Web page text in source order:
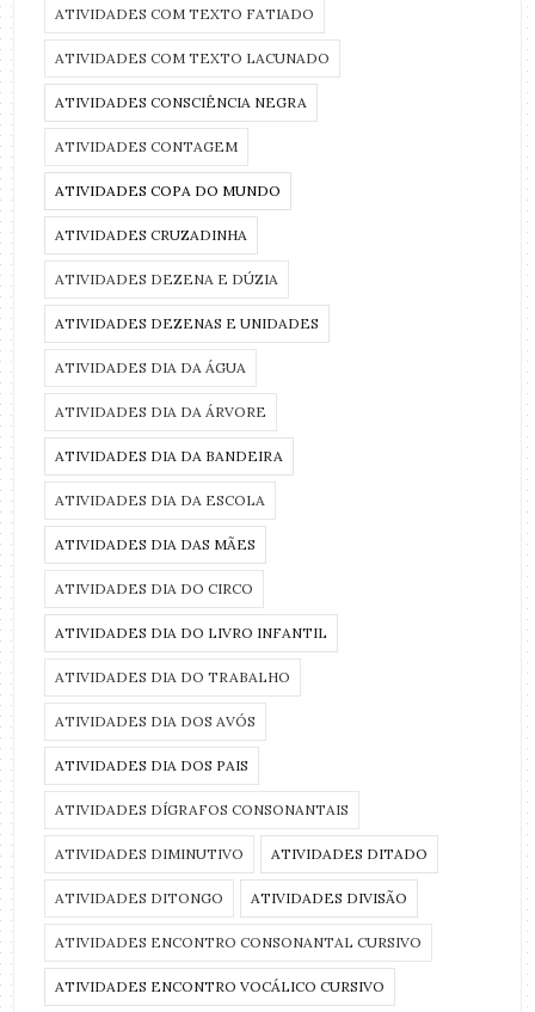
ATIVIDADES COM TEXTO FATIADO
ATIVIDADES COM TEXTO LACUNADO
ATIVIDADES CONSCIÊNCIA NEGRA
ATIVIDADES CONTAGEM
ATIVIDADES COPA DO MUNDO
ATIVIDADES CRUZADINHA
ATIVIDADES DEZENA E DÚZIA
ATIVIDADES DEZENAS E UNIDADES
ATIVIDADES DIA DA ÁGUA
ATIVIDADES DIA DA ÁRVORE
ATIVIDADES DIA DA BANDEIRA
ATIVIDADES DIA DA ESCOLA
ATIVIDADES DIA DAS MÃES
ATIVIDADES DIA DO CIRCO
ATIVIDADES DIA DO LIVRO INFANTIL
ATIVIDADES DIA DO TRABALHO
ATIVIDADES DIA DOS AVÓS
ATIVIDADES DIA DOS PAIS
ATIVIDADES DÍGRAFOS CONSONANTAIS
ATIVIDADES DIMINUTIVO ATIVIDADES DITADO
ATIVIDADES DITONGO ATIVIDADES DIVISÃO
ATIVIDADES ENCONTRO CONSONANTAL CURSIVO
ATIVIDADES ENCONTRO VOCÁLICO CURSIVO